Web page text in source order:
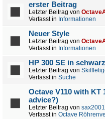
erster Beitrag
Letzter Beitrag von
Verfasst in Informationen
Neuer Style
Letzter Beitrag von
Verfasst in Informationen
HP 300 SE in schwarz
Letzter Beitrag von
Verfasst in Suche
Octave V110 with KT
advice?)
Letzter Beitrag von sax2001
Verfasst in Octave